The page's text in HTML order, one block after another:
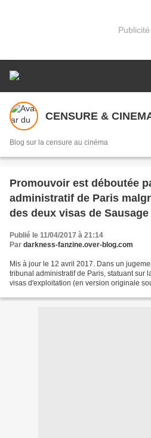
Publicité
CENSURE &
Blog sur la censure au cinéma
Promouvoir est déboutée
administratif de Paris
des deux visas de
Publié le 11/04/2017 à 21:14
Par darkness-fanzine.over-blog.com
Mis à jour le 12 avril 2017. Dans un
tribunal administratif de Paris, statuant sur
visas d'exploitation (en version originale